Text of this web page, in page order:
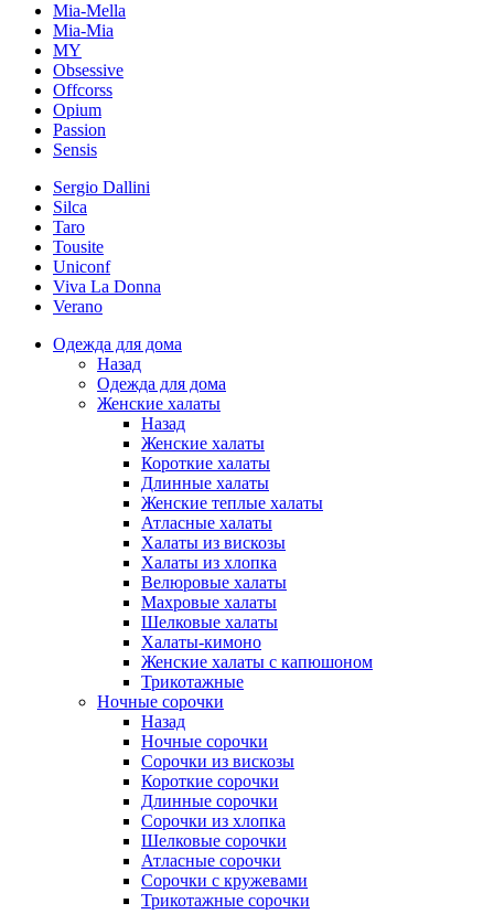
Mia-Mella
Mia-Mia
MY
Obsessive
Offcorss
Opium
Passion
Sensis
Sergio Dallini
Silca
Taro
Tousite
Uniconf
Viva La Donna
Verano
Одежда для дома
Назад
Одежда для дома
Женские халаты
Назад
Женские халаты
Короткие халаты
Длинные халаты
Женские теплые халаты
Атласные халаты
Халаты из вискозы
Халаты из хлопка
Велюровые халаты
Махровые халаты
Шелковые халаты
Халаты-кимоно
Женские халаты с капюшоном
Трикотажные
Ночные сорочки
Назад
Ночные сорочки
Сорочки из вискозы
Короткие сорочки
Длинные сорочки
Сорочки из хлопка
Шелковые сорочки
Атласные сорочки
Сорочки с кружевами
Трикотажные сорочки